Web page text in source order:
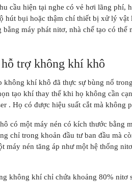
cầu hiện tại nghe có vẻ hơi lãng phí,
hút bụi hoặc thậm chí thiết bị xử lý
bằng máy phát nitơ, nhà chế tạo có
trợ không khí khô
không khí khô đã thực sự bùng nổ
tạo khí thay thế khi họ không cần
. Họ có được hiệu suất cắt mà không
có một máy nén có kích thước bằng
chỉ trong khoản đầu tư ban đầu mà
máy nén tăng áp như một hệ thống
không khí chỉ chứa khoảng 80%